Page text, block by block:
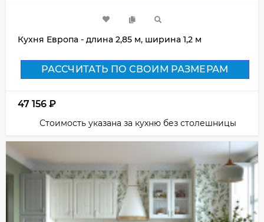
Кухня Европа - длина 2,85 м, ширина 1,2 м
РАССЧИТАТЬ ПО СВОИМ РАЗМЕРАМ
47 156 ₽
Стоимость указана за кухню без столешницы